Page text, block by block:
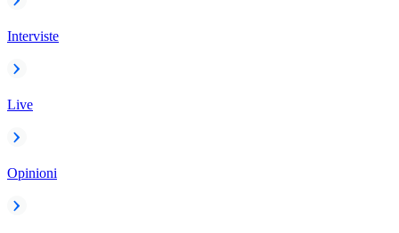
Interviste
Live
Opinioni